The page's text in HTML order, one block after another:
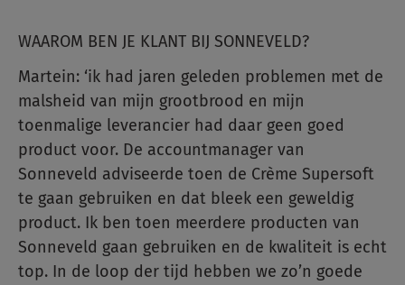
WAAROM BEN JE KLANT BIJ SONNEVELD?
Martein: ‘ik had jaren geleden problemen met de
malsheid van mijn grootbrood en mijn
toenmalige leverancier had daar geen goed
product voor. De accountmanager van
Sonneveld adviseerde toen de Crème Supersoft
te gaan gebruiken en dat bleek een geweldig
product. Ik ben toen meerdere producten van
Sonneveld gaan gebruiken en de kwaliteit is echt
top. In de loop der tijd hebben we zo’n goede